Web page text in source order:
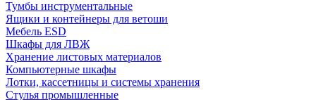
Тумбы инструментальные
Ящики и контейнеры для ветоши
Мебель ESD
Шкафы для ЛВЖ
Хранение листовых материалов
Компьютерные шкафы
Лотки, кассетницы и системы хранения
Стулья промышленные